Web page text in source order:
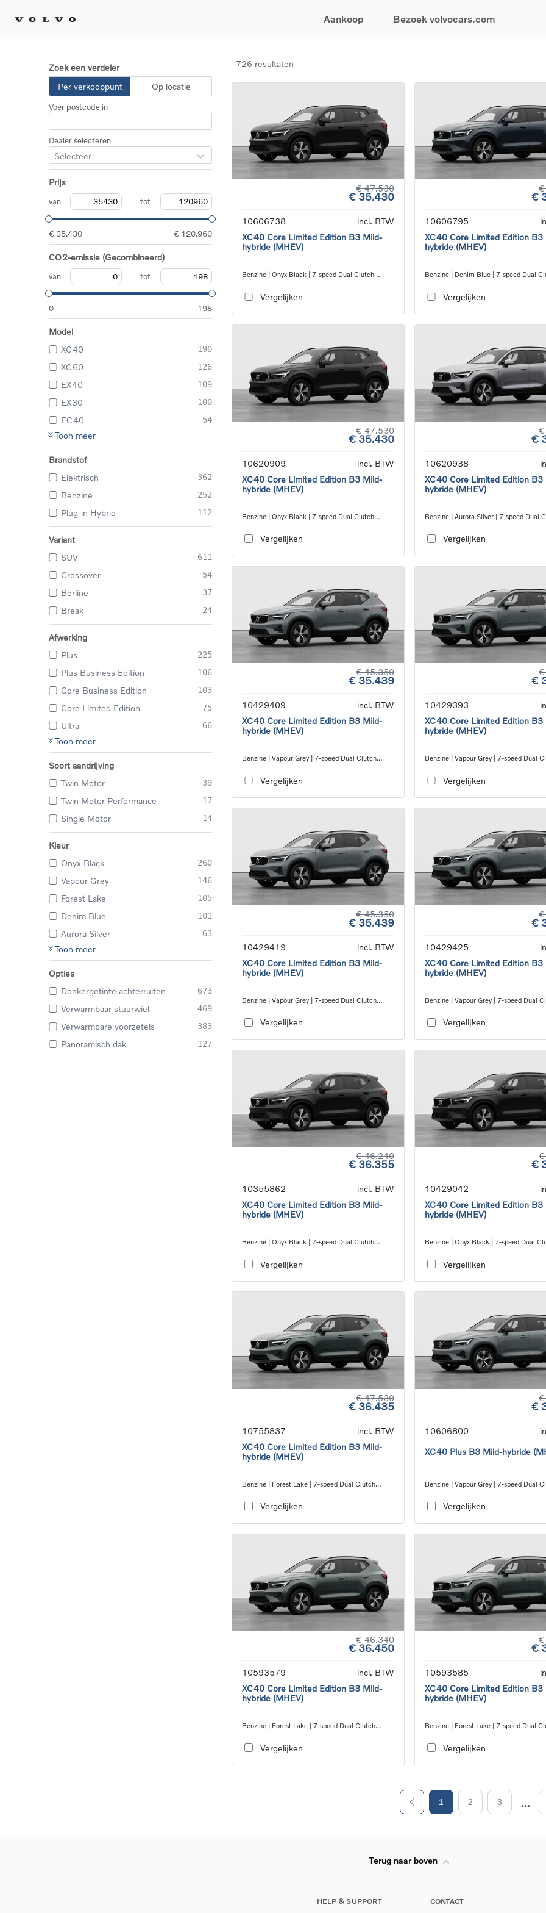
Aankoop
EX40
EC40
EX90
ES90
XC40
Plug-inhybride auto's
Mild hybrid auto's
Break
Sedan
Bezoek volvocars.com
Tijdelijke aanbiedingen
Gecertificeerde
tweedehandswagens
Fleet & Bedrijfswagens
Diplomatic & Special sales
Verzekeringen
Onderhoud &
Overname van uw
Volvo Support
Garantie
24/7
Zoek een verdeler
Per verkooppunt
Op locatie
Voer postcode in
Dealer selecteren
Selecteer
Prijs
van tot
€ 35.430 € 120.960
CO2-emissie (Gecombineerd)
van tot
0 198
Model
XC40
190
XC60 126
EX40 109
EX30 100
EC40 54
Toon meer
Brandstof
Elektrisch
362
Benzine 252
Plug-in Hybrid 112
Variant
SUV
611
Crossover 54
Berline 37
Break 24
Afwerking
Plus
225
Plus Business Edition 106
Core Business Edition 103
Core Limited Edition 75
Ultra 66
Toon meer
Soort aandrijving
Twin Motor
39
Twin Motor Performance 17
Single Motor 14
Kleur
Onyx Black
260
Vapour Grey 146
Forest Lake 105
Denim Blue 101
Aurora Silver 63
Toon meer
Opties
Donkergetinte achterruiten
673
Verwarmbaar stuurwiel 469
Verwarmbare voorzetels 383
Panoramisch dak 127
726 resultaten
€ 47.530
€ 35.430
10606738
incl. BTW
XC40 Core Limited Edition B3 Mild-
hybride (MHEV)
Benzine | Onyx Black | 7-speed Dual Clutch
Vergelijken
€
€
10606795
XC40 Core Limited Edition B3
hybride (MHEV)
Benzine | Denim Blue | 7-speed Dual
Vergelijken
€ 47.530
€ 35.430
10620909
incl. BTW
XC40 Core Limited Edition B3 Mild-
hybride (MHEV)
Benzine | Onyx Black | 7-speed Dual Clutch
Vergelijken
€
€
10620938
XC40 Core Limited Edition B3
hybride (MHEV)
Benzine | Aurora Silver | 7-speed Dual
Vergelijken
€ 45.350
€ 35.439
10429409
incl. BTW
XC40 Core Limited Edition B3 Mild-
hybride (MHEV)
Benzine | Vapour Grey | 7-speed Dual Clutch
Vergelijken
€
€
10429393
XC40 Core Limited Edition B3
hybride (MHEV)
Benzine | Vapour Grey | 7-speed Dual
Vergelijken
€ 45.350
€ 35.439
10429419
incl. BTW
XC40 Core Limited Edition B3 Mild-
hybride (MHEV)
Benzine | Vapour Grey | 7-speed Dual Clutch
Vergelijken
€
€
10429425
XC40 Core Limited Edition B3
hybride (MHEV)
Benzine | Vapour Grey | 7-speed Dual
Vergelijken
€ 46.240
€ 36.355
10355862
incl. BTW
XC40 Core Limited Edition B3 Mild-
hybride (MHEV)
Benzine | Onyx Black | 7-speed Dual Clutch
Vergelijken
€
€
10429042
XC40 Core Limited Edition B3
hybride (MHEV)
Benzine | Onyx Black | 7-speed Dual
Vergelijken
€ 47.530
€ 36.435
10755837
incl. BTW
XC40 Core Limited Edition B3 Mild-
hybride (MHEV)
Benzine | Forest Lake | 7-speed Dual Clutch
Vergelijken
€
€
10606800
XC40 Plus B3 Mild-hybride
Benzine | Vapour Grey | 7-speed Dual
Vergelijken
€ 46.340
€ 36.450
10593579
incl. BTW
XC40 Core Limited Edition B3 Mild-
hybride (MHEV)
Benzine | Forest Lake | 7-speed Dual Clutch
Vergelijken
€
€
10593585
XC40 Core Limited Edition B3
hybride (MHEV)
Benzine | Forest Lake | 7-speed Dual
Vergelijken
1 2 3
Terug naar boven
HELP & SUPPORT CONTACT